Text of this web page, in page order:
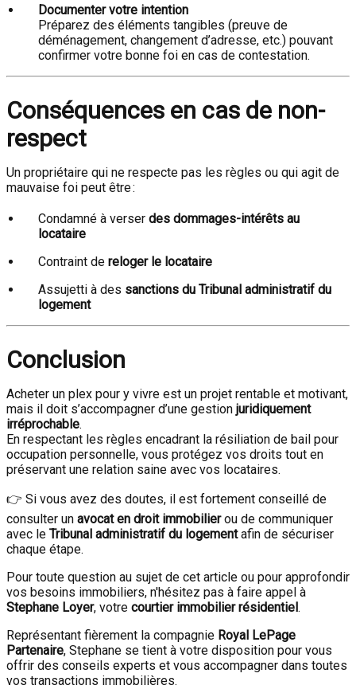
Documenter votre intention
Préparez des éléments tangibles (preuve de
déménagement, changement d’adresse, etc.) pouvant
confirmer votre bonne foi en cas de contestation.
Conséquences en cas de non-
respect
Un propriétaire qui ne respecte pas les règles ou qui agit de
mauvaise foi peut être :
Condamné à verser des dommages-intérêts au
locataire
Contraint de reloger le locataire
Assujetti à des sanctions du Tribunal administratif du
logement
Conclusion
Acheter un plex pour y vivre est un projet rentable et motivant,
mais il doit s’accompagner d’une gestion juridiquement
irréprochable.
En respectant les règles encadrant la résiliation de bail pour
occupation personnelle, vous protégez vos droits tout en
préservant une relation saine avec vos locataires.
👉 Si vous avez des doutes, il est fortement conseillé de
consulter un avocat en droit immobilierou de communiquer
avec le Tribunal administratif du logementafin de sécuriser
chaque étape.
Pour toute question au sujet de cet article ou pour approfondir
vos besoins immobiliers, n'hésitez pas à faire appel à
Stephane Loyer, votre courtier immobilier résidentiel.
Représentant fièrement la compagnie Royal LePage
Partenaire, Stephane se tient à votre disposition pour vous
offrir des conseils experts et vous accompagner dans toutes
vos transactions immobilières.